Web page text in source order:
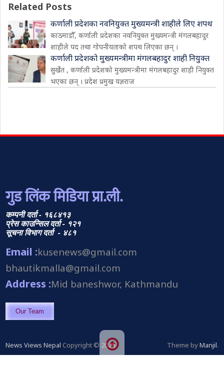
Related Posts
कर्णाली प्रदेशका नवनियुक्त मुख्यमन्त्री शाहीले लिए शपथ
काठमाडौँ, कर्णाली प्रदेशका नवनियुक्त मुख्यमन्त्री मंगलबहादुर
शाहीले पद तथा गोपनीयताको शपथ लिएका छन् ।
कर्णाली प्रदेशको मुख्यमन्त्रीमा मंगलबहादुर शाही नियुक्त
सुर्खेत , कर्णाली प्रदेशको मुख्यमन्त्रीमा मंगलबहादुर शाही नियुक्त
भएका छन् । प्रदेश प्रमुख यज्ञराज
गुड लिंक मिडिया प्रा.ली.
कम्पनी दर्ता - १६८४१३
प्रेस काउन्सिल दर्ता - १२१
सूचना विभाग दर्ता - ४८१
Email :kusenews@gmail.com
bhautikmalla@gmail.com
Address :Mid baneshwor, Kathmandu
Our Team
News Views Nepal Copyright © 2026. Theme byManjil.